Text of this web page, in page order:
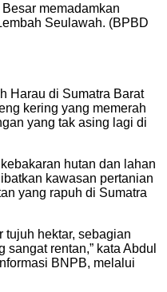
memadamkan
Seulawah. (BPBD
Harau di Sumatra Barat
kering yang memerah
yang tak asing lagi di
hutan dan lahan
kawasan pertanian
yang rapuh di Sumatra
tujuh hektar, sebagian
rentan,” kata Abdul
BNPB, melalui